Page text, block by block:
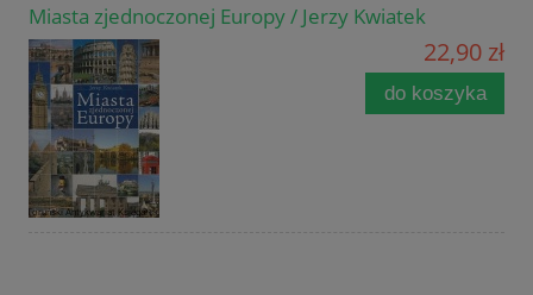
Miasta zjednoczonej Europy / Jerzy Kwiatek
22,90 zł
do koszyka